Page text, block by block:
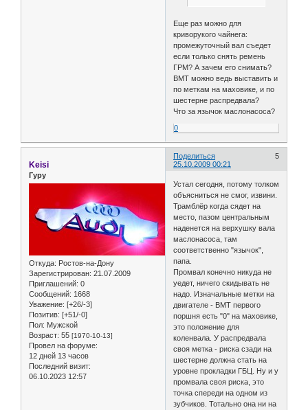
Еще раз можно для
криворукого чайнега:
промежуточный вал съедет
если только снять ремень
ГРМ? А зачем его снимать?
ВМТ можно ведь выставить и
по меткам на маховике, и по
шестерне распредвала?
Что за язычок маслонасоса?
0
Поделиться
5
25.10.2009 00:21
Keisi
Гуру
Откуда: Ростов-на-Дону
Зарегистрирован: 21.07.2009
Приглашений: 0
Сообщений: 1668
Уважение: [+26/-3]
Позитив: [+51/-0]
Пол: Мужской
Возраст: 55 [1970-10-13]
Провел на форуме:
12 дней 13 часов
Последний визит:
06.10.2023 12:57
Устал сегодня, потому толком
объясниться не смог, извини.
Трамблёр когда сядет на
место, пазом центральным
наденется на верхушку вала
маслонасоса, там
соответственно "язычок",
папа.
Промвал конечно никуда не
уедет, ничего скидывать не
надо. Изначальные метки на
двигателе - ВМТ первого
поршня есть "0" на маховике,
это положение для
коленвала. У распредвала
своя метка - риска сзади на
шестерне должна стать на
уровне прокладки ГБЦ. Ну и у
промвала своя риска, это
точка спереди на одном из
зубчиков. Тотально она ни на